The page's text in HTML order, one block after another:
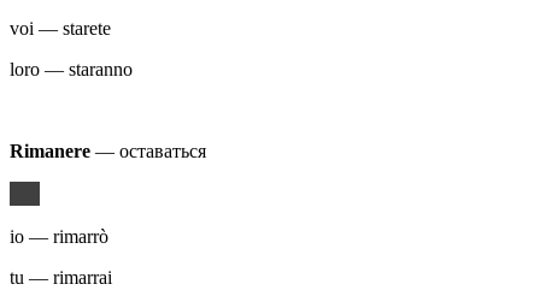
voi — starete
loro — staranno
Rimanere — оставаться
io — rimarrò
tu — rimarrai